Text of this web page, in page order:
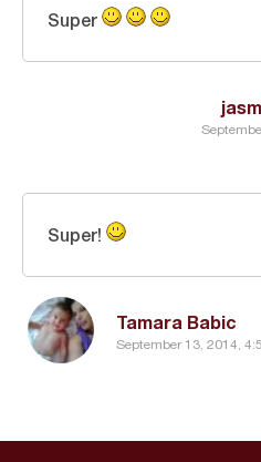
Super
Tamara Babic
September 13, 2014,
Super!